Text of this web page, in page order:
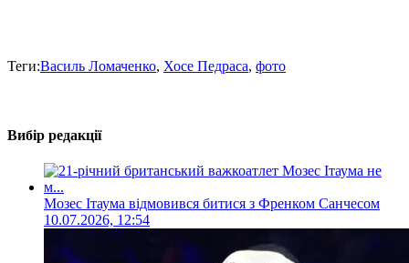
Теги:Василь Ломаченко, Хосе Педраса, фото
Вибір редакції
Мозес Ітаума відмовився битися з Френком Санчесом
10.07.2026, 12:54